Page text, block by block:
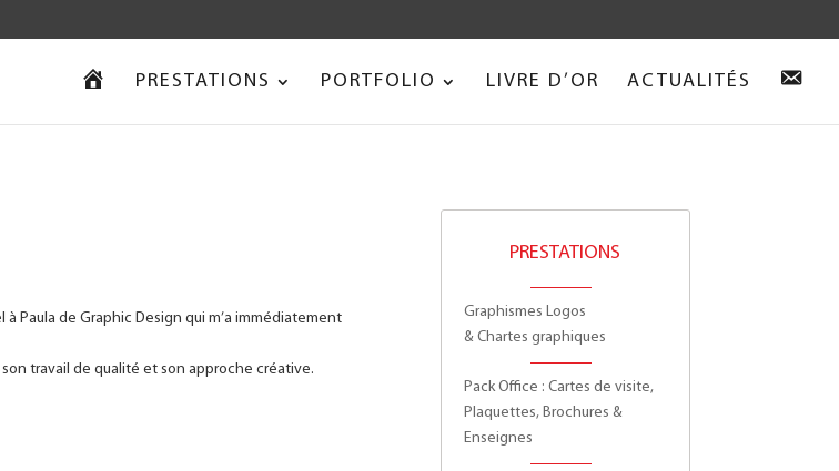
U
PRESTATIONS PORTFOLIO LIVRE D’OR ACTUALITÉS
T
Paula de Graphic Design qui m’a immédiatement
travail de qualité et son approche créative.
PRESTATIONS
Graphismes Logos
& Chartes graphiques
Pack Office : Cartes de visite,
Plaquettes, Brochures &
Enseignes
sur notre site.
utilisation des cookies en accédant auxréglages.